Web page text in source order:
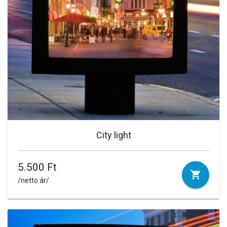
City light
5.500 Ft
/netto ár/